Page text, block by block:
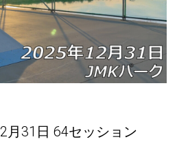
月31日 64セッション